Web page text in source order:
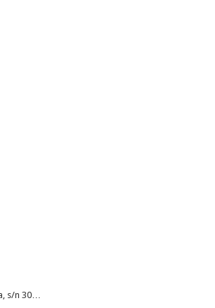
s/n 30…